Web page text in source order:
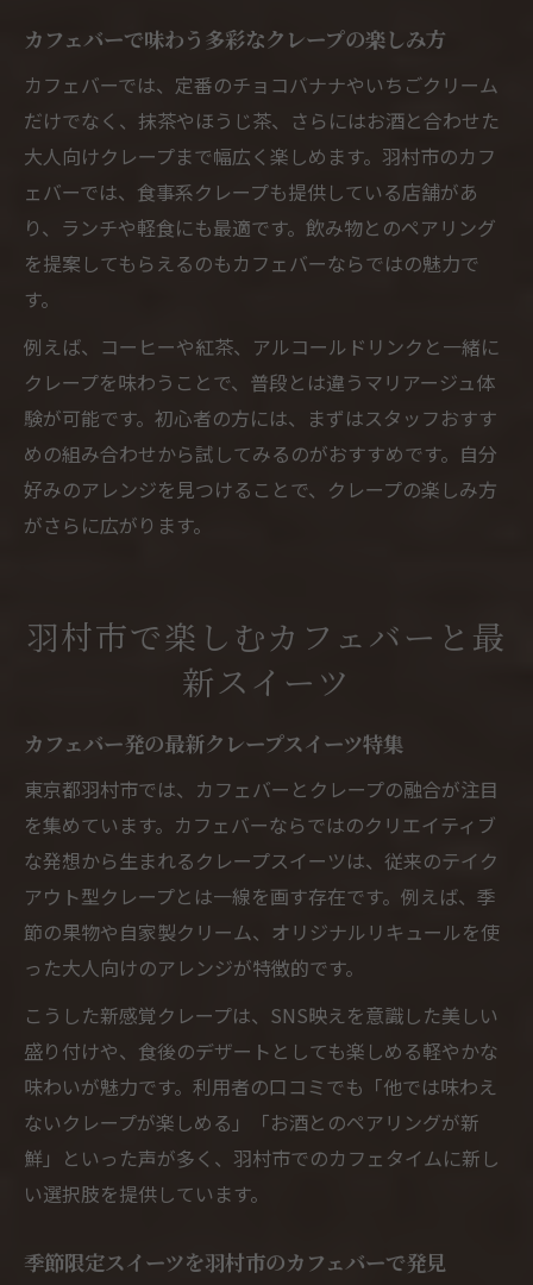
カフェバーで味わう多彩なクレープの楽しみ方
カフェバーでは、定番のチョコバナナやいちごクリーム
だけでなく、抹茶やほうじ茶、さらにはお酒と合わせた
大人向けクレープまで幅広く楽しめます。羽村市のカフ
ェバーでは、食事系クレープも提供している店舗があ
り、ランチや軽食にも最適です。飲み物とのペアリング
を提案してもらえるのもカフェバーならではの魅力で
す。
例えば、コーヒーや紅茶、アルコールドリンクと一緒に
クレープを味わうことで、普段とは違うマリアージュ体
験が可能です。初心者の方には、まずはスタッフおすす
めの組み合わせから試してみるのがおすすめです。自分
好みのアレンジを見つけることで、クレープの楽しみ方
がさらに広がります。
羽村市で楽しむカフェバーと最
新スイーツ
カフェバー発の最新クレープスイーツ特集
東京都羽村市では、カフェバーとクレープの融合が注目
を集めています。カフェバーならではのクリエイティブ
な発想から生まれるクレープスイーツは、従来のテイク
アウト型クレープとは一線を画す存在です。例えば、季
節の果物や自家製クリーム、オリジナルリキュールを使
った大人向けのアレンジが特徴的です。
こうした新感覚クレープは、SNS映えを意識した美しい
盛り付けや、食後のデザートとしても楽しめる軽やかな
味わいが魅力です。利用者の口コミでも「他では味わえ
ないクレープが楽しめる」「お酒とのペアリングが新
鮮」といった声が多く、羽村市でのカフェタイムに新し
い選択肢を提供しています。
季節限定スイーツを羽村市のカフェバーで発見